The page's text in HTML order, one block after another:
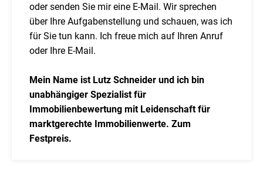
oder senden Sie mir eine E-Mail. Wir sprechen
über Ihre Aufgabenstellung und schauen, was ich
für Sie tun kann. Ich freue mich auf Ihren Anruf
oder Ihre E-Mail.
Mein Name ist Lutz Schneider und ich bin
unabhängiger Spezialist für
Immobilienbewertung mit Leidenschaft für
marktgerechte Immobilienwerte. Zum
Festpreis.